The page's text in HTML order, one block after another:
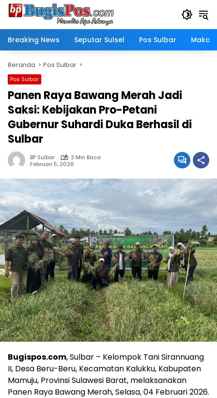
Langsung
Breaking News
Seputar Sulsel Pos Sulbar
Beranda Pos Sulbar
Pos Sulbar
Panen Raya Bawang Merah Jadi
Saksi: Kebijakan Pro-Petani
Gubernur Suhardi Duka Berhasil di
Sulbar
BP Sulbar
3 Min Baca
Februari 5, 2026
Bugispos.com, Sulbar – Kelompok Tani Sirannuang
II, Desa Beru-Beru, Kecamatan Kalukku, Kabupaten
Mamuju, Provinsi Sulawesi Barat, melaksanakan
Panen Raya Bawang Merah, Selasa, 04 Februari 2026.